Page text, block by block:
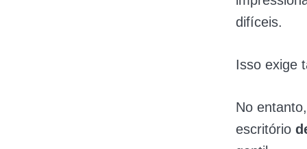
difíceis.
Isso exige
No
escritório